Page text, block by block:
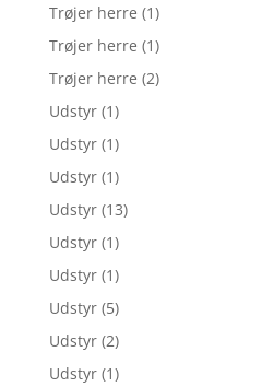
Trøjer herre (1)
Trøjer herre (1)
Trøjer herre (2)
Udstyr (1)
Udstyr (1)
Udstyr (1)
Udstyr (13)
Udstyr (1)
Udstyr (1)
Udstyr (5)
Udstyr (2)
Udstyr (1)